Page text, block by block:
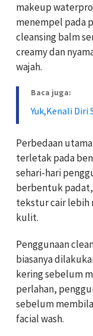
makeup
menempel pada
cleansing balm
creamy dan
wajah.
Baca juga:
Yuk,Kenali Diri
Perbedaan
terletak pada
sehari-hari
berbentuk
tekstur cair lebih
kulit.
Penggunaan
biasanya
kering sebelum
perlahan,
sebelum
facial wash.